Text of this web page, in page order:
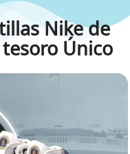
Nike de
Único